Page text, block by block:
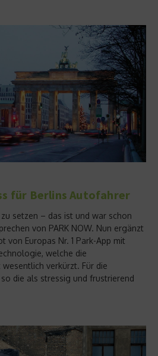
für Berlins Autofahrer
setzen – das ist und war schon
von PARK NOW. Nun ergänzt
von Europas Nr. 1 Park-App mit
welche die
verkürzt. Für die
die als stressig und frustrierend